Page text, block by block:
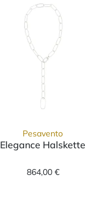
Pesavento
Elegance Halskette
864,00 €